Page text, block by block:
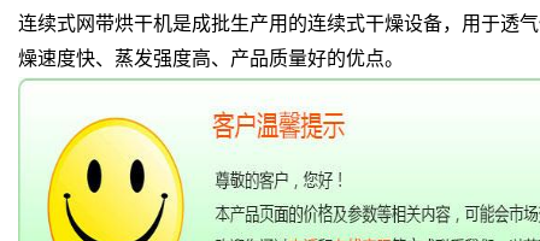
连续式网带烘干机是成批生产用的连续式干燥设备，用于透
燥速度快、蒸发强度高、产品质量好的优点。